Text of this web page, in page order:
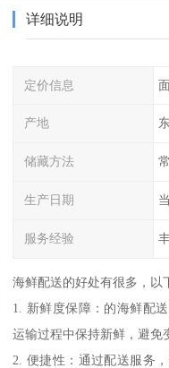
详细说明
定价信息
产地
储藏方法
生产日期
服务经验
海鲜配送的好处有很多，以
1. 新鲜度保障：的海鲜配
运输过程中保持新鲜，避免
2. 便捷性：通过配送服务